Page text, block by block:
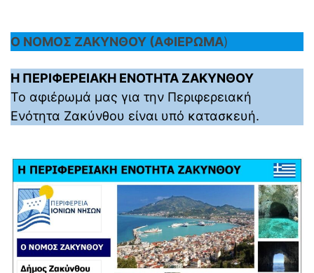
Ο ΝΟΜΟΣ ΖΑΚΥΝΘΟΥ (ΑΦΙΕΡΩΜΑ)
Η ΠΕΡΙΦΕΡΕΙΑΚΗ ΕΝΟΤΗΤΑ ΖΑΚΥΝΘΟΥ
Το αφιέρωμά μας για την Περιφερειακή
Ενότητα Ζακύνθου είναι υπό κατασκευή.